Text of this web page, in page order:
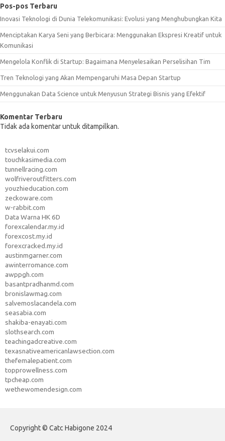
Pos-pos Terbaru
Inovasi Teknologi di Dunia Telekomunikasi: Evolusi yang Menghubungkan Kita
Menciptakan Karya Seni yang Berbicara: Menggunakan Ekspresi Kreatif untuk
Komunikasi
Mengelola Konflik di Startup: Bagaimana Menyelesaikan Perselisihan Tim
Tren Teknologi yang Akan Mempengaruhi Masa Depan Startup
Menggunakan Data Science untuk Menyusun Strategi Bisnis yang Efektif
Komentar Terbaru
Tidak ada komentar untuk ditampilkan.
tcvselakui.com
touchkasimedia.com
tunnellracing.com
wolfriveroutfitters.com
youzhieducation.com
zeckoware.com
w-rabbit.com
Data Warna HK 6D
forexcalendar.my.id
forexcost.my.id
forexcracked.my.id
austinmgarner.com
awinterromance.com
awppgh.com
basantpradhanmd.com
bronislawmag.com
salvemoslacandela.com
seasabia.com
shakiba-enayati.com
slothsearch.com
teachingadcreative.com
texasnativeamericanlawsection.com
thefemalepatient.com
topprowellness.com
tpcheap.com
wethewomendesign.com
Copyright © Catc Habigone 2024